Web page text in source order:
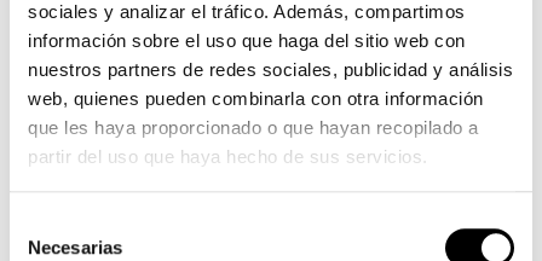
sociales y analizar el tráfico. Además, compartimos
información sobre el uso que haga del sitio web con
nuestros partners de redes sociales, publicidad y análisis
web, quienes pueden combinarla con otra información
que les haya proporcionado o que hayan recopilado a
partir del uso que haya hecho de sus servicios.
Necesarias
affamée
charme
forme
rousse